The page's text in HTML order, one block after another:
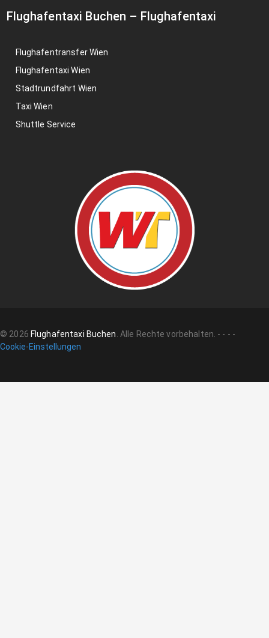
Flughafentaxi Buchen – Flughafentaxi
Flughafentransfer Wien
Flughafentaxi Wien
Stadtrundfahrt Wien
Taxi Wien
Shuttle Service
© 2026 Flughafentaxi Buchen. Alle Rechte vorbehalten. - - - -
Cookie-Einstellungen